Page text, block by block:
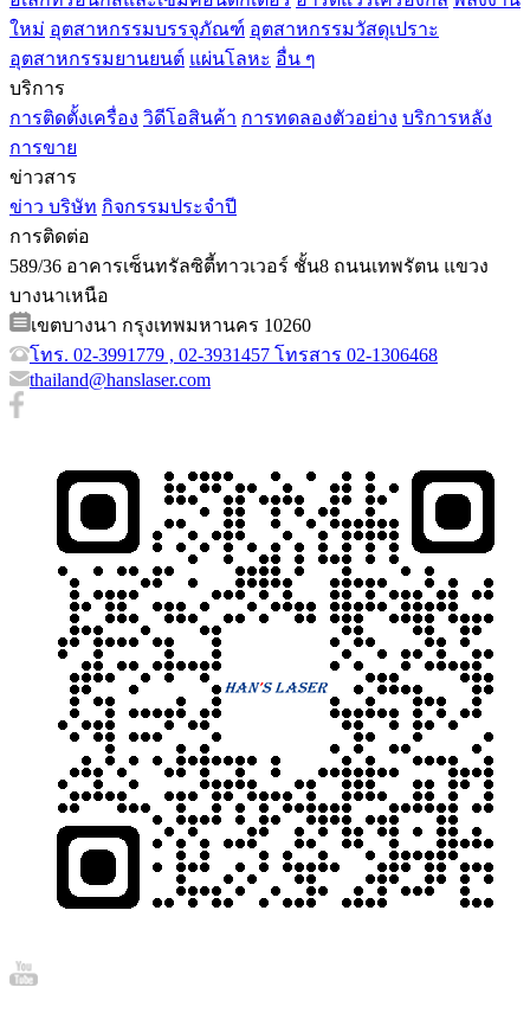
ใหม่ อุตสาหกรรมบรรจุภัณฑ์ อุตสาหกรรมวัสดุเปราะ
อุตสาหกรรมยานยนต์ แผ่นโลหะ อื่น ๆ
บริการ
การติดตั้งเครื่อง วิดีโอสินค้า การทดลองตัวอย่าง บริการหลัง
การขาย
ข่าวสาร
ข่าว บริษัท กิจกรรมประจำปี
การติดต่อ
589/36 อาคารเซ็นทรัลซิตี้ทาวเวอร์ ชั้น8 ถนนเทพรัตน แขวง
บางนาเหนือ
เขตบางนา กรุงเทพมหานคร 10260
โทร. 02-3991779 , 02-3931457 โทรสาร 02-1306468
thailand@hanslaser.com